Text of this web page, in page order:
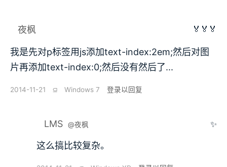
夜枫 🏅🏅🏅
我是先对p标签用js添加text-index:2em;然后对图
片再添加text-index:0;然后没有然后了...
2014-11-21 ⫑ Windows 7 登录以回复
LMS @夜枫 ✨
这么搞比较复杂。